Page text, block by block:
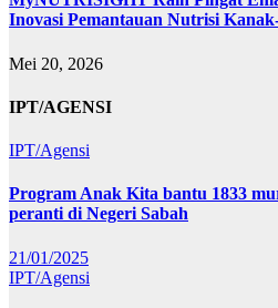
Inovasi Pemantauan Nutrisi
Mei 20, 2026
IPT/AGENSI
IPT/Agensi
Program Anak Kita bantu 1833
peranti di Negeri Sabah
21/01/2025
IPT/Agensi